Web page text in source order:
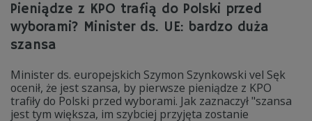
Pieniądze z KPO trafią do Polski przed
wyborami? Minister ds. UE: bardzo duża
szansa
Minister ds. europejskich Szymon Szynkowski vel Sęk
ocenił, że jest szansa, by pierwsze pieniądze z KPO
trafiły do Polski przed wyborami. Jak zaznaczył "szansa
jest tym większa, im szybciej przyjęta zostanie